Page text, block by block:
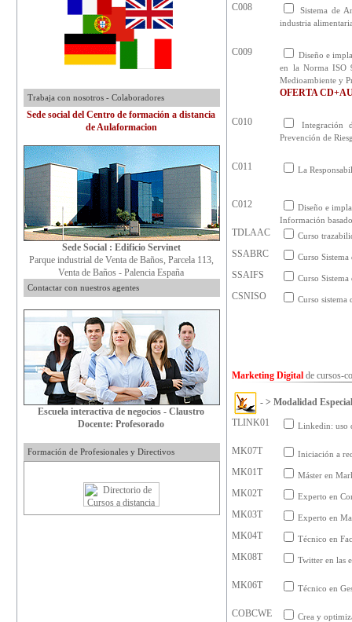
Trabaja con nosotros - Colaboradores
Sede social del Centro de formación a distancia
de Aulaformacion
Sede Social : Edificio Servinet
Parque industrial de Venta de Baños, Parcela 113,
Venta de Baños - Palencia España
Contactar con nuestros agentes
Escuela interactiva de negocios - Claustro
Docente: Profesorado
Formación de Profesionales y Directivos
C008
Sistema de
industria
C009
Diseño e
en la Norma ISO
Medioambiente y
OFERTA
C010
Integración
Prevención de
C011 La
C012
Diseño e
Información
TDLAAC Curso
SSABRC Curso
SSAIFS Curso
CSNISO Curso
Marketing Digital decursos-
- > Modalidad
TLINK01
Linkedin: uso
MK07T Iniciación a
MK01T Máster en
MK02T Experto en
MK03T Experto en
MK04T Técnico en
MK08T Twitter en las
MK06T Técnico en
COBCWE Crea y